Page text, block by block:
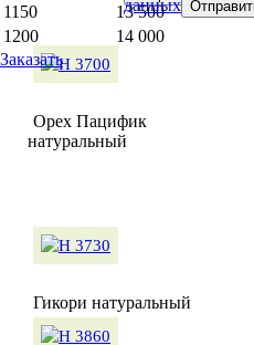
1150
13 500
1200
14 000
Заказать
Орех Пацифик
натуральный
Гикори натуральный
данных